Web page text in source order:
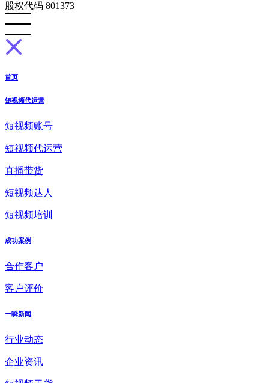
股权代码 801373
首页
短视频代运营
短视频账号
短视频代运营
直播带货
短视频达人
短视频培训
成功案例
合作客户
客户评价
一瞬新闻
行业动态
企业资讯